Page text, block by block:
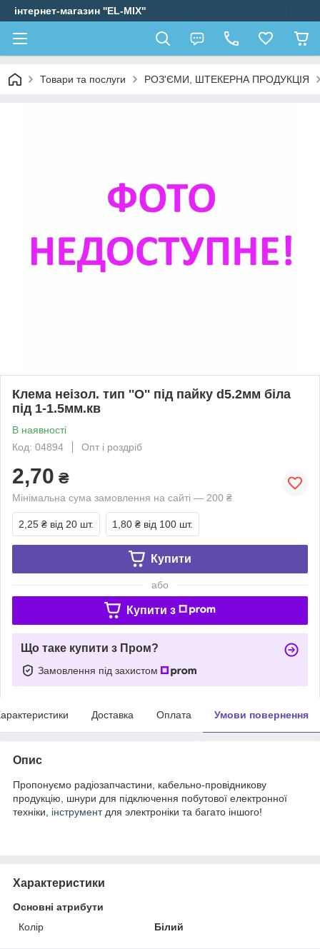
інтернет-магазин ''EL-MIX"
Товари та послуги РОЗ'ЄМИ, ШТЕКЕРНА ПРОДУКЦІЯ
Клема неізол. тип ''O'' під пайку d5.2мм біла
під 1-1.5мм.кв
В наявності
Код: 04894
Опт і роздріб
2,70 ₴
Мінімальна сума замовлення на сайті — 200 ₴
2,25 ₴ від 20 шт. 1,80 ₴ від 100 шт.
Купити
або
Купити з
Що таке купити з Пром?
Замовлення під захистом
Доставка Оплата Умови повернення
Опис
Пропонуємо радіозапчастини, кабельно-провідникову
продукцію, шнури для підключення побутової електронної
техніки, інструментдля электроніки та багато іншого!
Характеристики
Основні атрибути
Колір
Білий